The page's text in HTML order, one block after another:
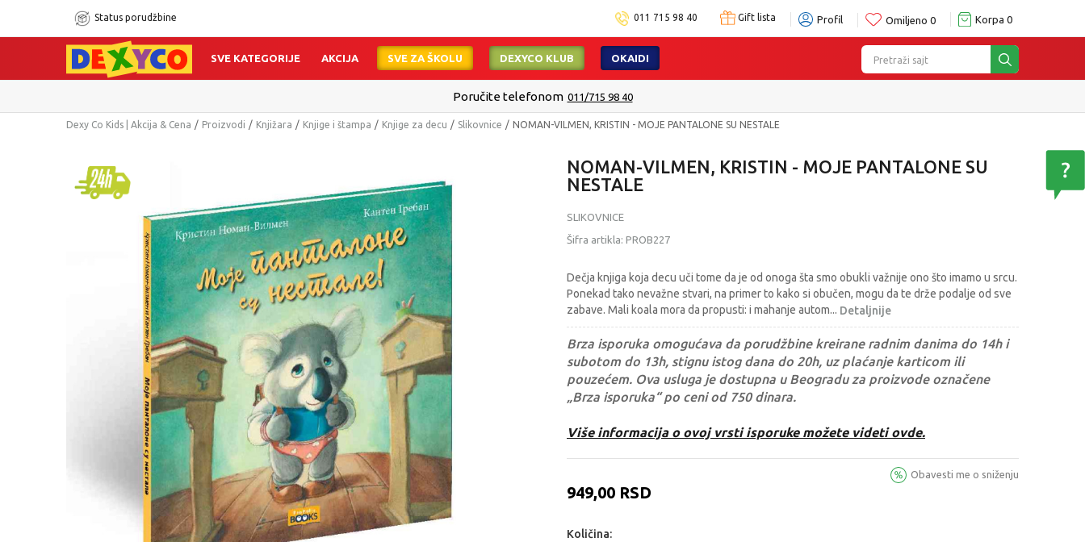
Status porudžbine 011 715 98 40 Gift lista Profil Omiljeno 0 Korpa 0
Pretraži sajt
SVE KATEGORIJE AKCIJA SVE ZA ŠKOLU DEXYCO KLUB OKAIDI
Poručite telefonom 011/715 98 40
Dexy Co Kids | Akcija & Cena Proizvodi Knjižara Knjige i štampa Knjige za decu Slikovnice NOMAN-VILMEN, KRISTIN - MOJE PANTALONE SU NESTALE
NOMAN-VILMEN, KRISTIN - MOJE PANTALONE SU
NESTALE
SLIKOVNICE
Šifra artikla: PROB227
Dečja knjiga koja decu uči tome da je od onoga šta smo obukli važnije ono što imamo u srcu.
Ponekad tako nevažne stvari, na primer to kako si obučen, mogu da te drže podalje od sve
zabave. Mali koala mora da propusti: i mahanje autom... Detaljnije
Brza isporuka omogućava da porudžbine kreirane radnim danima do 14h i
subotom do 13h, stignu istog dana do 20h, uz plaćanje karticom ili
pouzećem. Ova usluga je dostupna u Beogradu za proizvode označene
„Brza isporuka“ po ceni od 750 dinara.
Više informacija o ovoj vrsti isporuke možete videti ovde.
949,00 RSD
Obavesti me o sniženju
Količina: